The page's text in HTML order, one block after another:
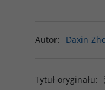
Autor: Daxin
Tytuł oryginału: